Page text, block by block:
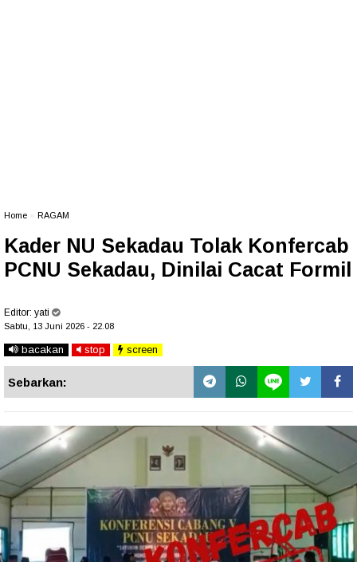
Home RAGAM
Kader NU Sekadau Tolak Konfercab
PCNU Sekadau, Dinilai Cacat Formil
Editor: yati
Sabtu, 13 Juni 2026 - 22.08
bacakan stop screen
Sebarkan: